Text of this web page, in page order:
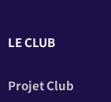
LE CLUB
Projet Club